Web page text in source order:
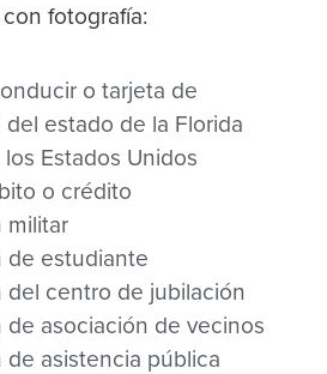
fotografía:
o tarjeta de
estado de la Florida
Estados Unidos
o crédito
militar
de estudiante
centro de jubilación
asociación de vecinos
asistencia pública